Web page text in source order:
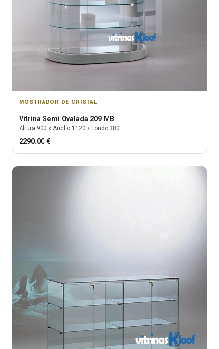
MOSTRADOR DE CRISTAL
Vitrina Semi Ovalada 209 MB
Altura 900 x Ancho 1120 x Fondo 380
2290.00 €